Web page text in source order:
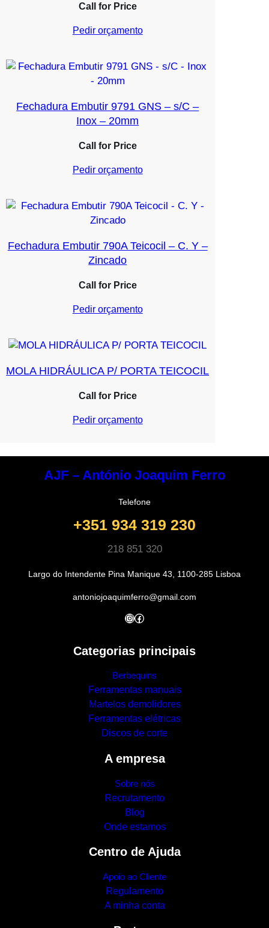
Call for Price
Pedir orçamento
Fechadura Embutir 9791 GNS – s/C –
Inox – 20mm
Call for Price
Pedir orçamento
Fechadura Embutir 790A Teicocil – C. Y –
Zincado
Call for Price
Pedir orçamento
MOLA HIDRÁULICA P/ PORTA TEICOCIL
Call for Price
Pedir orçamento
AJF – António Joaquim Ferro
Telefone
+351 934 319 230
218 851 320
Largo do Intendente Pina Manique 43, 1100-285 Lisboa
antoniojoaquimferro@gmail.com
InstagramFacebook
Categorias principais
Berbequins
Ferramentas manuais
Martelos demolidores
Ferramentas elétricas
Discos de corte
A empresa
Sobre nós
Recrutamento
Blog
Onde estamos
Centro de Ajuda
Apoio ao Cliente
Regulamento
A minha conta